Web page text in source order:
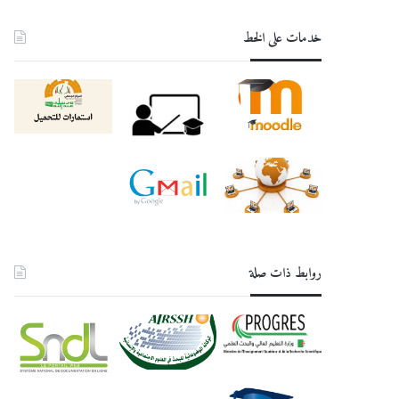
خدمات على الخط
روابط ذات صلة